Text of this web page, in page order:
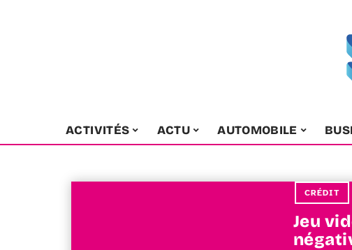
ACTIVITÉS ACTU AUTOMOBILE
CRÉDIT
Jeu